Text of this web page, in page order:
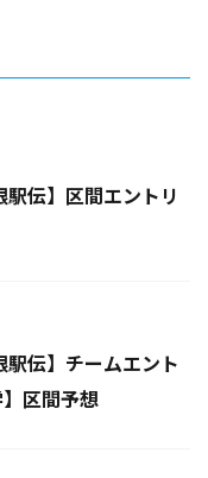
駅伝】区間エントリ
駅伝】チームエント
区間予想